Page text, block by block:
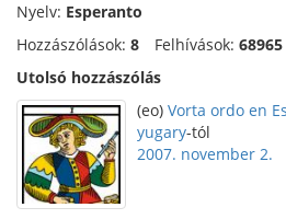
Nyelv: Esperanto
Hozzászólások: 8 Felhívások: 68965
Utolsó hozzászólás
(eo) Vorta ordo en
yugary-tól
2007. november 2.